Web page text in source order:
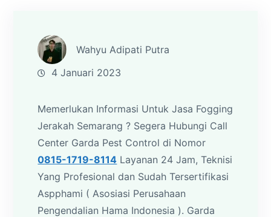
Wahyu Adipati Putra
4 Januari 2023
Memerlukan Informasi Untuk Jasa Fogging
Jerakah Semarang ? Segera Hubungi Call
Center Garda Pest Control di Nomor
0815-1719-8114 Layanan 24 Jam, Teknisi
Yang Profesional dan Sudah Tersertifikasi
Aspphami ( Asosiasi Perusahaan
Pengendalian Hama Indonesia ). Garda